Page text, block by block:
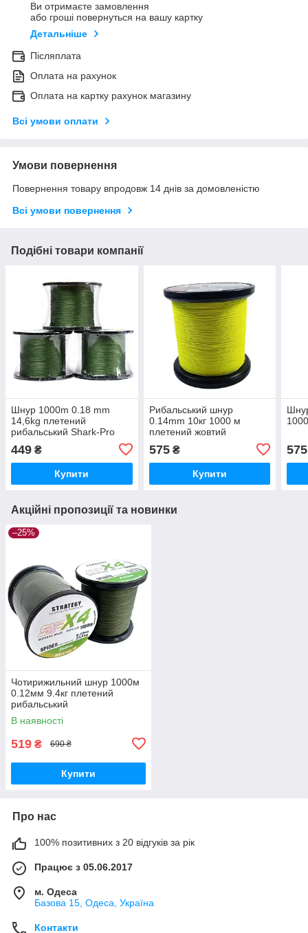
Ви отримаєте замовлення
або гроші повернуться на вашу картку
Детальніше
Післяплата
Оплата на рахунок
Оплата на картку рахунок магазину
Всі умови оплати
Умови повернення
Повернення товару впродовж 14 днів за домовленістю
Всі умови повернення
Подібні товари компанії
Шнур 1000m 0.18 mm
14,6kg плетений
рибальський Shark-Pro
449 ₴
Купити
Рибальський шнур
0.14mm 10кг 1000 м
плетений жовтий
575₴
Купити
575
Акційні пропозиції та новинки
–25%
Чотирижильний шнур 1000м
0.12мм 9.4кг плетений
рибальський
В наявності
519 ₴ 690 ₴
Купити
Про нас
100% позитивних з 20 відгуків за рік
Працює з 05.06.2017
м. Одеса
Базова 15, Одеса, Україна
Контакти